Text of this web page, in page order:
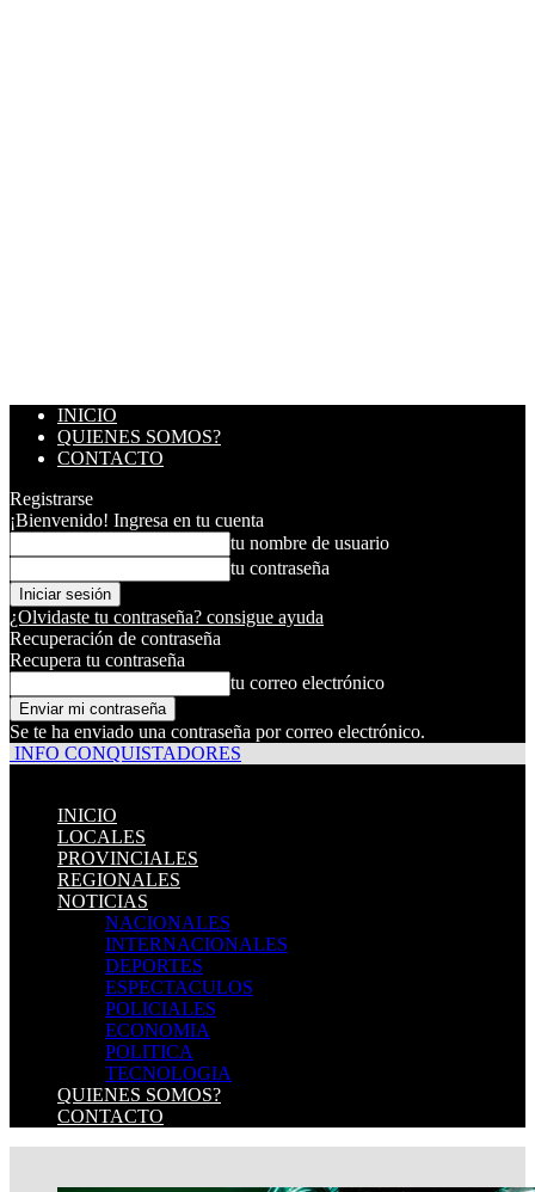
INICIO
QUIENES SOMOS?
CONTACTO
Registrarse
¡Bienvenido! Ingresa en tu cuenta
tu nombre de usuario
tu contraseña
¿Olvidaste tu contraseña? consigue ayuda
Recuperación de contraseña
Recupera tu contraseña
tu correo electrónico
Se te ha enviado una contraseña por correo electrónico.
INFO CONQUISTADORES
INICIO
LOCALES
PROVINCIALES
REGIONALES
NOTICIAS
NACIONALES
INTERNACIONALES
DEPORTES
ESPECTACULOS
POLICIALES
ECONOMIA
POLITICA
TECNOLOGIA
QUIENES SOMOS?
CONTACTO